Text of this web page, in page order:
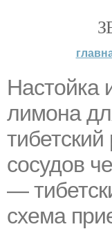
Настойка
лимона
тибетский
сосудов
—
схема